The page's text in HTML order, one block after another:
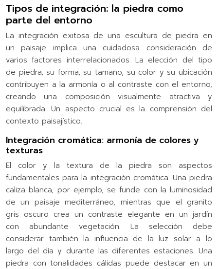
Tipos de integración: la piedra como
parte del entorno
La integración exitosa de una escultura de piedra en
un paisaje implica una cuidadosa consideración de
varios factores interrelacionados. La elección del tipo
de piedra, su forma, su tamaño, su color y su ubicación
contribuyen a la armonía o al contraste con el entorno,
creando una composición visualmente atractiva y
equilibrada. Un aspecto crucial es la comprensión del
contexto paisajístico.
Integración cromática: armonía de colores y
texturas
El color y la textura de la piedra son aspectos
fundamentales para la integración cromática. Una piedra
caliza blanca, por ejemplo, se funde con la luminosidad
de un paisaje mediterráneo, mientras que el granito
gris oscuro crea un contraste elegante en un jardín
con abundante vegetación. La selección debe
considerar también la influencia de la luz solar a lo
largo del día y durante las diferentes estaciones. Una
piedra con tonalidades cálidas puede destacar en un